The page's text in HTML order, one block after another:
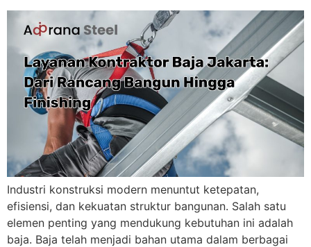
Industri konstruksi modern menuntut ketepatan,
efisiensi, dan kekuatan struktur bangunan. Salah satu
elemen penting yang mendukung kebutuhan ini adalah
baja. Baja telah menjadi bahan utama dalam berbagai